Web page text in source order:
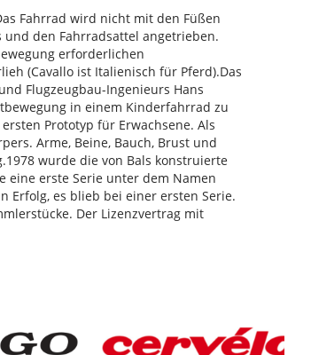
Fahrrad wird nicht mit den Füßen
den Fahrradsattel angetrieben.
erforderlichen
(Cavallo ist Italienisch für Pferd).Das
Flugzeugbau-Ingenieurs Hans
in einem Kinderfahrrad zu
Prototyp für Erwachsene. Als
Arme, Beine, Bauch, Brust und
wurde die von Bals konstruierte
eine erste Serie unter dem Namen
Erfolg, es blieb bei einer ersten Serie.
Der Lizenzvertrag mit